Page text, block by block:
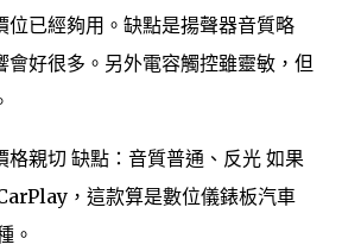
位已經夠用。缺點是揚聲器音質略
會好很多。另外電容觸控雖靈敏，但
格親切 缺點：音質普通、反光 如果
，這款算是數位儀錶板汽車
。